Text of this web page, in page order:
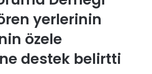
yerlerinin
özele
destek belirtti